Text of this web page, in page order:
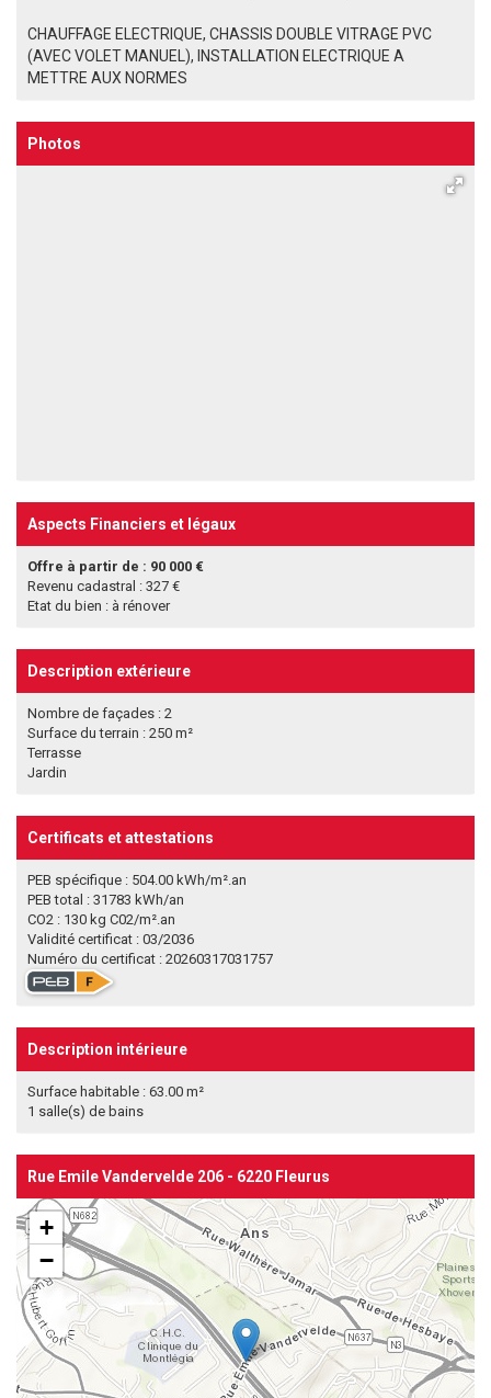
CHAUFFAGE ELECTRIQUE, CHASSIS DOUBLE VITRAGE PVC
(AVEC VOLET MANUEL), INSTALLATION ELECTRIQUE A
METTRE AUX NORMES
Photos
Aspects Financiers et légaux
Offre à partir de : 90 000 €
Revenu cadastral : 327 €
Etat du bien : à rénover
Description extérieure
Nombre de façades : 2
Surface du terrain : 250 m²
Terrasse
Jardin
Certificats et attestations
PEB spécifique : 504.00 kWh/m².an
PEB total : 31783 kWh/an
CO2 : 130 kg C02/m².an
Validité certificat : 03/2036
Numéro du certificat : 20260317031757
Description intérieure
Surface habitable : 63.00 m²
1 salle(s) de bains
Rue Emile Vandervelde 206 - 6220 Fleurus
+
−